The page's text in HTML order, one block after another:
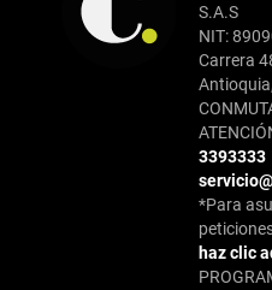
S.A.S
NIT:
Carrera
3393333
*Para
haz clic